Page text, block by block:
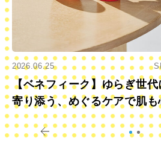
2026.06.25
【ベネフィーク】ゆらぎ世代
寄り添う、めぐるケアで肌も
きに